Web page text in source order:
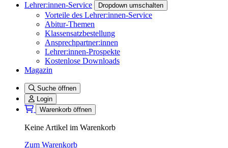
Lehrer:innen-Service
Dropdown umschalten
Vorteile des Lehrer:innen-Service
Abitur-Themen
Klassensatzbestellung
Ansprechpartner:innen
Lehrer:innen-Prospekte
Kostenlose Downloads
Magazin
Suche öffnen
Login
Warenkorb öffnen
Keine Artikel im Warenkorb
Zum Warenkorb